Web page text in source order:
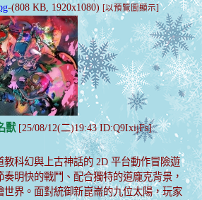
-(808 KB, 1920x1080) [以預覽圖顯示]
獸[25/08/12(二)19:43 ID:Q9IxijFs]
教科幻與上古神話的 2D 平台動作冒險遊
明快的戰鬥、配合獨特的道龐克背景，
世界。面對統御新崑崙的九位太陽，玩家